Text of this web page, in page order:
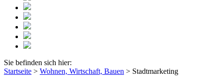
Sie befinden sich hier:
Startseite > Wohnen, Wirtschaft, Bauen > Stadtmarketing